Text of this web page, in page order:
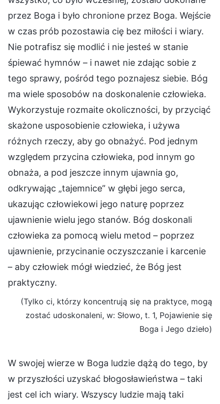
przez Boga i było chronione przez Boga. Wejście
w czas prób pozostawia cię bez miłości i wiary.
Nie potrafisz się modlić i nie jesteś w stanie
śpiewać hymnów – i nawet nie zdając sobie z
tego sprawy, pośród tego poznajesz siebie. Bóg
ma wiele sposobów na doskonalenie człowieka.
Wykorzystuje rozmaite okoliczności, by przyciąć
skażone usposobienie człowieka, i używa
różnych rzeczy, aby go obnażyć. Pod jednym
względem przycina człowieka, pod innym go
obnaża, a pod jeszcze innym ujawnia go,
odkrywając „tajemnice” w głębi jego serca,
ukazując człowiekowi jego naturę poprzez
ujawnienie wielu jego stanów. Bóg doskonali
człowieka za pomocą wielu metod – poprzez
ujawnienie, przycinanie oczyszczanie i karcenie
– aby człowiek mógł wiedzieć, że Bóg jest
praktyczny.
(Tylko ci, którzy koncentrują się na praktyce, mogą
zostać udoskonaleni, w: Słowo, t. 1, Pojawienie się
Boga i Jego dzieło)
W swojej wierze w Boga ludzie dążą do tego, by
w przyszłości uzyskać błogosławieństwa – taki
jest cel ich wiary. Wszyscy ludzie mają taki